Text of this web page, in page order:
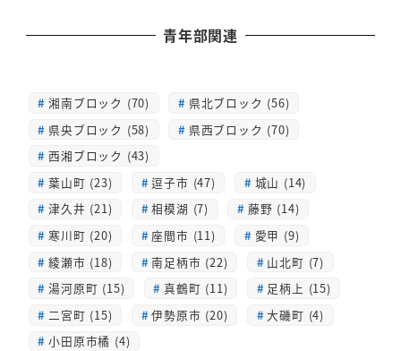
青年部関連
湘南ブロック (70)
県北ブロック (56)
県央ブロック (58)
県西ブロック (70)
西湘ブロック (43)
葉山町 (23)
逗子市 (47)
城山 (14)
津久井 (21)
相模湖 (7)
藤野 (14)
寒川町 (20)
座間市 (11)
愛甲 (9)
綾瀬市 (18)
南足柄市 (22)
山北町 (7)
湯河原町 (15)
真鶴町 (11)
足柄上 (15)
二宮町 (15)
伊勢原市 (20)
大磯町 (4)
小田原市橘 (4)